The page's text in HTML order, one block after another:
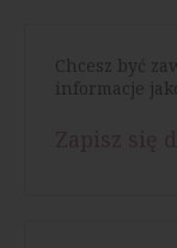
Chcesz być
informacje